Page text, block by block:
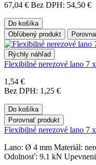
67,04 € Bez DPH: 54,50 €
Do košíka
Obľúbený produkt
Rýchly náhľad
Flexibilné nerezové lano 7
1,54 €
Bez DPH: 1,25 €
Do košíka
Porovnať produkt
Flexibilné nerezové lano 7
Lano: Ø 4 mm Materiál:
Odolnosť: 9.1 kN